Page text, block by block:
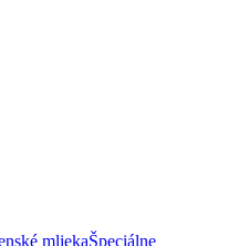
mliekaŠpeciálne